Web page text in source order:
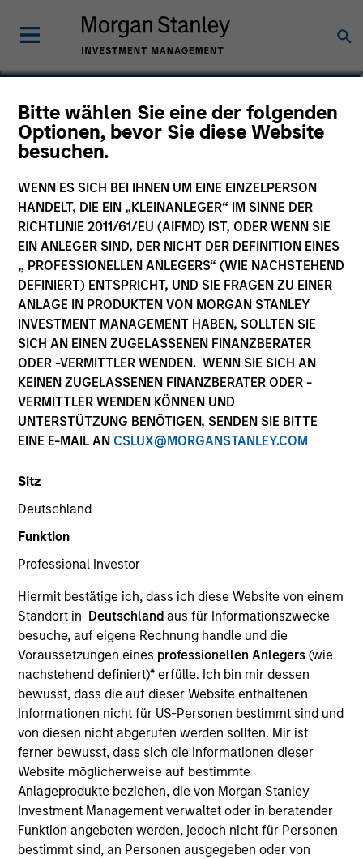
Bitte wählen Sie eine der folgenden
Optionen, bevor Sie diese Website
besuchen.
WENN ES SICH BEI IHNEN UM EINE EINZELPERSON
HANDELT, DIE EIN „KLEINANLEGER“ IM SINNE DER
RICHTLINIE 2011/61/EU (AIFMD) IST, ODER WENN SIE
EIN ANLEGER SIND, DER NICHT DER DEFINITION EINES
„ PROFESSIONELLEN ANLEGERS“ (WIE NACHSTEHEND
DEFINIERT) ENTSPRICHT, UND SIE FRAGEN ZU EINER
ANLAGE IN PRODUKTEN VON MORGAN STANLEY
INVESTMENT MANAGEMENT HABEN, SOLLTEN SIE
SICH AN EINEN ZUGELASSENEN FINANZBERATER
ODER -VERMITTLER WENDEN. WENN SIE SICH AN
KEINEN ZUGELASSENEN FINANZBERATER ODER -
VERMITTLER WENDEN KÖNNEN UND
UNTERSTÜTZUNG BENÖTIGEN, SENDEN SIE BITTE
EINE E-MAIL AN CSLUX@MORGANSTANLEY.COM
Sitz
Deutschland
Funktion
Professional Investor
Hiermit bestätige ich, dass ich diese Website von einem
Standort in Deutschland aus für Informationszwecke
besuche, auf eigene Rechnung handle und die
Voraussetzungen eines professionellen Anlegers(wie
nachstehend definiert)* erfülle. Ich bin mir dessen
bewusst, dass die auf dieser Website enthaltenen
Informationen nicht für US-Personen bestimmt sind und
von diesen nicht abgerufen werden sollten. Mir ist
ferner bewusst, dass sich die Informationen dieser
Website möglicherweise auf bestimmte
Anlageprodukte beziehen, die von Morgan Stanley
Investment Management verwaltet oder in beratender
Funktion angeboten werden, jedoch nicht für Personen
bestimmt sind, an Personen ausgegeben oder von
Global Brands Fund
Marketingdokument
Commentary (DE)
Commentary (EN)
Wesentliche Anlegerinformationen
(KID)
Ressourcen
Überblick
Langfristiges Wachstum Ihrer Anlage.
Anlageansatz
Das Anlageteam ist davon überzeugt, dass
qualitativ hochwertige Unternehmen, die sich
durch dominante Marktpositionen auszeichnen und
denen solide immaterielle Vermögenswerte
zugrunde liegen, langfristig attraktive Renditen
erwirtschaften können. ESG-Analysen und aktiv
vom Portfolio Manager-geführte Engagements sind